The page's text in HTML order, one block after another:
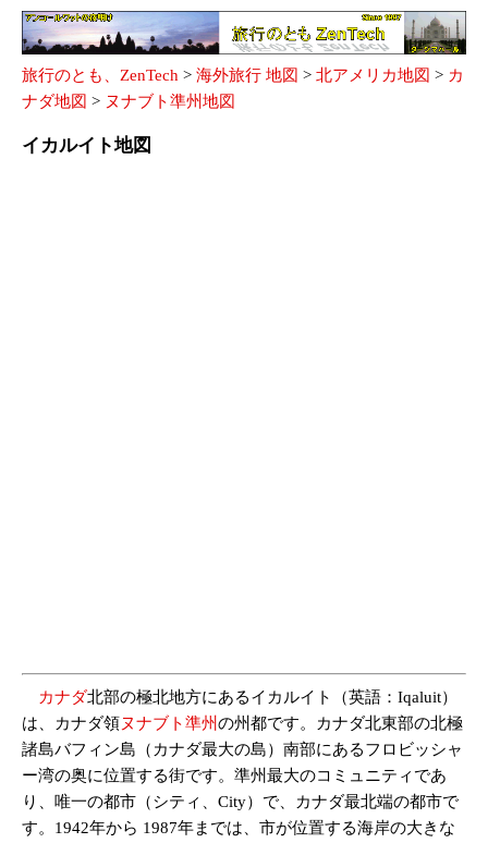
旅行のとも、ZenTech > 海外旅行 地図 > 北アメリカ地図 > カ
ナダ地図 > ヌナブト準州地図
イカルイト地図
カナダ北部の極北地方にあるイカルイト（英語：Iqaluit）
は、カナダ領ヌナブト準州の州都です。カナダ北東部の北極
諸島バフィン島（カナダ最大の島）南部にあるフロビッシャ
ー湾の奥に位置する街です。準州最大のコミュニティであ
り、唯一の都市（シティ、City）で、カナダ最北端の都市で
す。1942年から 1987年までは、市が位置する海岸の大きな